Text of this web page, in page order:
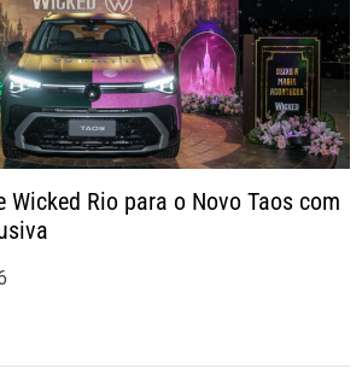
Wicked Rio para o Novo Taos com